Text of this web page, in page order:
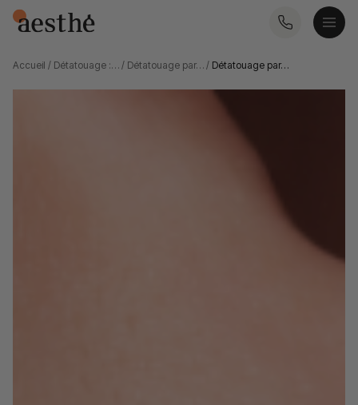
Accueil / Détatouage :… / Détatouage par… / Détatouage par…